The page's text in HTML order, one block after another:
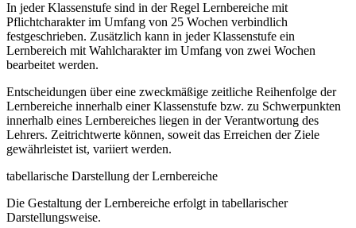
In jeder Klassenstufe sind in der Regel Lernbereiche mit
Pflichtcharakter im Umfang von 25 Wochen verbindlich
festgeschrieben. Zusätzlich kann in jeder Klassenstufe ein
Lernbereich mit Wahlcharakter im Umfang von zwei Wochen
bearbeitet werden.
Entscheidungen über eine zweckmäßige zeitliche Reihenfolge der
Lernbereiche innerhalb einer Klassenstufe bzw. zu Schwerpunkten
innerhalb eines Lernbereiches liegen in der Verantwortung des
Lehrers. Zeitrichtwerte können, soweit das Erreichen der Ziele
gewährleistet ist, variiert werden.
tabellarische Darstellung der Lernbereiche
Die Gestaltung der Lernbereiche erfolgt in tabellarischer
Darstellungsweise.